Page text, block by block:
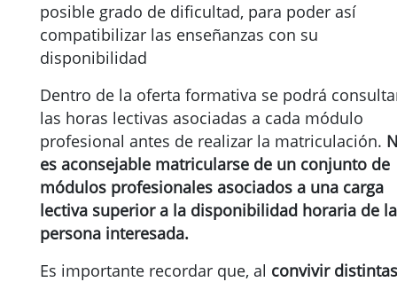
posible grado de dificultad, para poder así
compatibilizar las enseñanzas con su
disponibilidad
Dentro de la oferta formativa se podrá
las horas lectivas asociadas a cada módulo
profesional antes de realizar la matriculación.
es aconsejable matricularse de un conjunto de
módulos profesionales asociados a una carga
lectiva superior a la disponibilidad horaria de la
persona interesada.
Es importante recordar que, al convivir distintas